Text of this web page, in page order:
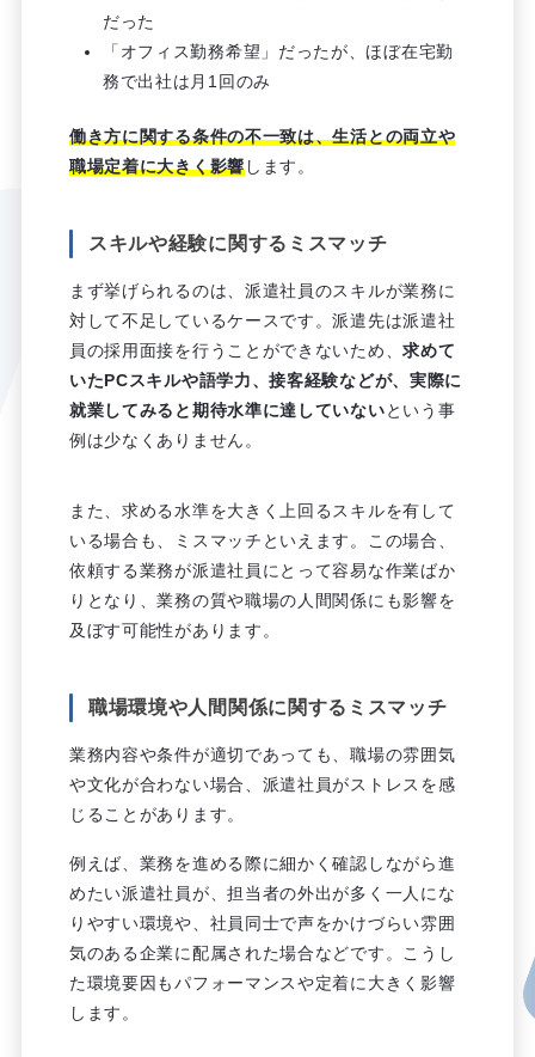
だった
「オフィス勤務希望」だったが、ほぼ在宅勤
務で出社は月1回のみ
働き方に関する条件の不一致は、生活との両立や
職場定着に大きく影響します。
スキルや経験に関するミスマッチ
まず挙げられるのは、派遣社員のスキルが業務に
対して不足しているケースです。派遣先は派遣社
員の採用面接を行うことができないため、求めて
いたPCスキルや語学力、接客経験などが、実際に
就業してみると期待水準に達していないという事
例は少なくありません。
また、求める水準を大きく上回るスキルを有して
いる場合も、ミスマッチといえます。この場合、
依頼する業務が派遣社員にとって容易な作業ばか
りとなり、業務の質や職場の人間関係にも影響を
及ぼす可能性があります。
職場環境や人間関係に関するミスマッチ
業務内容や条件が適切であっても、職場の雰囲気
や文化が合わない場合、派遣社員がストレスを感
じることがあります。
例えば、業務を進める際に細かく確認しながら進
めたい派遣社員が、担当者の外出が多く一人にな
りやすい環境や、社員同士で声をかけづらい雰囲
気のある企業に配属された場合などです。こうし
た環境要因もパフォーマンスや定着に大きく影響
します。